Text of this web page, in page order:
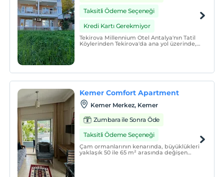
Taksitli Ödeme Seçeneği
Kredi Kartı Gerekmiyor
Tekirova Millennium Otel Antalya'nın Tatil
Köylerinden Tekirova'da ana yol üzerinde,
Kemer Comfort Apartment
Kemer Merkez, Kemer
Zumbara ile Sonra Öde
Taksitli Ödeme Seçeneği
Çam ormanlarının kenarında, büyüklükleri
yaklaşık 50 ile 65 m² arasında değişen